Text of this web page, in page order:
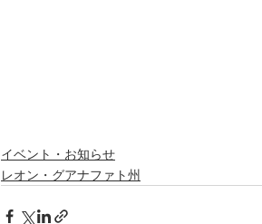
イベント・お知らせ
レオン・グアナファト州